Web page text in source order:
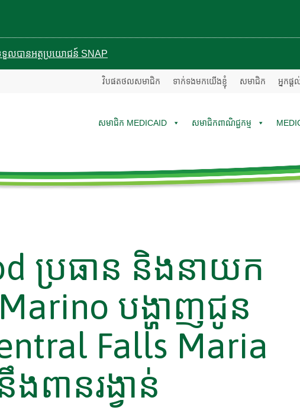
ទទួលបានអត្ថប្រយោជន៍ SNAP
វិបផតថលសមាជិក ទាក់ទងមកយើងខ្ញុំ សមាជិក អ្នកផ្ត
សមាជិក MEDICAID សមាជិកពាណិជ្ជកម្ម
ប្រធាន និងនាយក
បង្ហាញជូន
Falls Maria
ពានរង្វាន់